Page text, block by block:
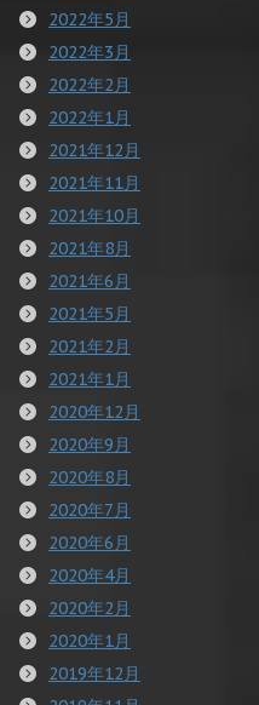
2022年5月
2022年3月
2022年2月
2022年1月
2021年12月
2021年11月
2021年10月
2021年8月
2021年6月
2021年5月
2021年2月
2021年1月
2020年12月
2020年9月
2020年8月
2020年7月
2020年6月
2020年4月
2020年2月
2020年1月
2019年12月